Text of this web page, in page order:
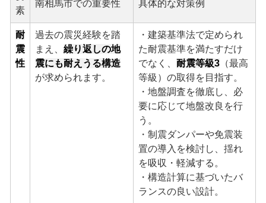
素
南相馬市での重要性 具体的な対策例
耐
震
性
過去の震災経験を踏
まえ、 繰り返しの地
震にも耐えうる構造
が求められます。
・建築基準法で定められ
た耐震基準を満たすだけ
でなく、 耐震等級3（最高
等級）の取得を目指す。
・地盤調査を徹底し、必
要に応じて地盤改良を行
う。
・制震ダンパーや免震装
置の導入を検討し、揺れ
を吸収・軽減する。
・構造計算に基づいたバ
ランスの良い設計。